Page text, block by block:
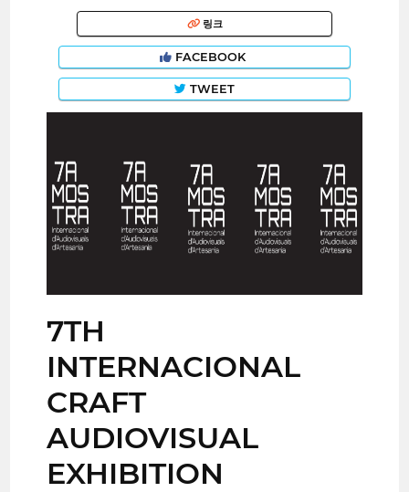
링크
FACEBOOK
TWEET
7TH
INTERNACIONAL
CRAFT
AUDIOVISUAL
EXHIBITION